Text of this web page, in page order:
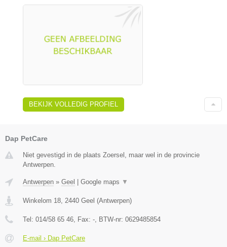
BEKIJK VOLLEDIG PROFIEL
Dap PetCare
Niet gevestigd in de plaats Zoersel, maar wel in de provincie
Antwerpen.
Antwerpen » Geel Google maps ▼
Winkelom 18, 2440 Geel (Antwerpen)
Tel: 014/58 65 46, Fax: -, BTW-nr: 0629485854
E-mail › Dap PetCare